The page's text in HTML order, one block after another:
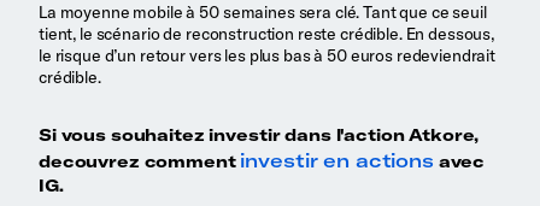
La moyenne mobile à 50 semaines sera clé. Tant que ce seuil
tient, le scénario de reconstruction reste crédible. En dessous,
le risque d’un retour vers les plus bas à 50 euros redeviendrait
crédible.
Si vous souhaitez investir dans l'action Atkore,
decouvrez comment investir en actions avec
IG.